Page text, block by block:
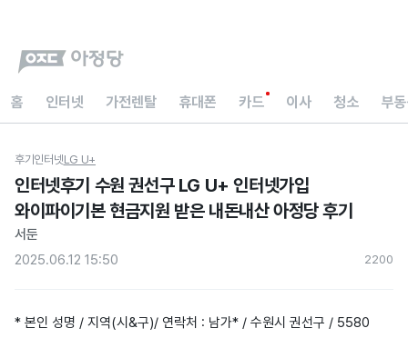
홈 인터넷 가전렌탈 휴대폰 카드 이사 청소 부
후기 인터넷LG U+
인터넷후기 수원 권선구 LG U+ 인터넷가입
와이파이기본 현금지원 받은 내돈내산 아정당 후기
서둔
2025.06.12 15:50
2200
* 본인 성명 / 지역(시&구)/ 연락처 : 남가* / 수원시 권선구 / 5580